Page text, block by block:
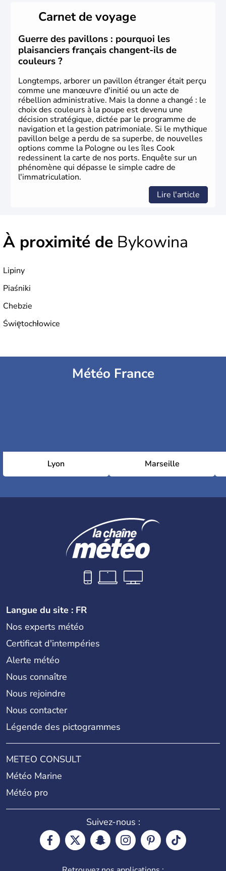
Carnet de voyage
Guerre des pavillons : pourquoi les
plaisanciers français changent-ils de
couleurs ?
Longtemps, arborer un pavillon étranger était perçu
comme une manœuvre d'initié ou un acte de
rébellion administrative. Mais la donne a changé : le
choix des couleurs à la poupe est devenu une
décision stratégique, dictée par le programme de
navigation et la gestion patrimoniale. Si le mythique
pavillon belge a perdu de sa superbe, de nouvelles
options comme la Pologne ou les îles Cook
redessinent la carte de nos ports. Enquête sur un
phénomène qui dépasse le simple cadre de
l'immatriculation.
Lire l'article
À proximité de Bykowina
Lipiny
Piaśniki
Chebzie
Świętochłowice
Météo France
Lyon Marseille
Langue du site : FR
Nos experts météo
Certificat d'intempéries
Alerte météo
Nous connaître
Nous rejoindre
Nous contacter
Légende des pictogrammes
METEO CONSULT
Météo Marine
Météo pro
Suivez-nous :